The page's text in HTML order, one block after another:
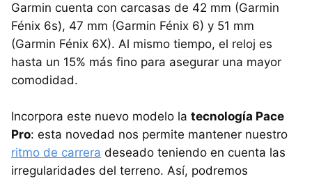
Garmin cuenta con carcasas de 42 mm (Garmin
Fénix 6s), 47 mm (Garmin Fénix 6) y 51 mm
(Garmin Fénix 6X). Al mismo tiempo, el reloj es
hasta un 15% más fino para asegurar una mayor
comodidad.
Incorpora este nuevo modelo la tecnología Pace
Pro: esta novedad nos permite mantener nuestro
ritmo de carrera deseado teniendo en cuenta las
irregularidades del terreno. Así, podremos